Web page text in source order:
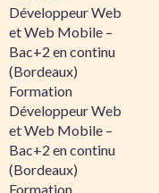
Développeur Web
et Web Mobile –
Bac+2 en continu
(Bordeaux)
Formation
Développeur Web
et Web Mobile –
Bac+2 en continu
(Bordeaux)
Formation